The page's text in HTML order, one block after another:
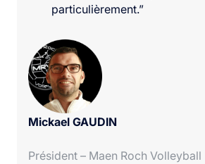
particulièrement.”
Mickael GAUDIN
Président – Maen Roch Volleyball